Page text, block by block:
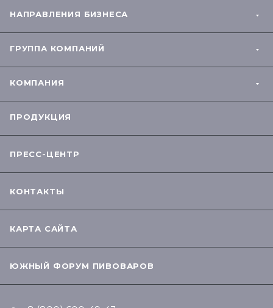
НАПРАВЛЕНИЯ БИЗНЕСА
ГРУППА КОМПАНИЙ
КОМПАНИЯ
ПРОДУКЦИЯ
ПРЕСС-ЦЕНТР
КОНТАКТЫ
КАРТА САЙТА
ЮЖНЫЙ ФОРУМ ПИВОВАРОВ